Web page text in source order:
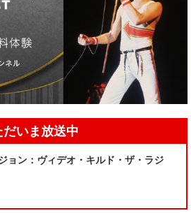
だいま放送中
ョン：ヴィデオ・キルド・ザ・ラジ